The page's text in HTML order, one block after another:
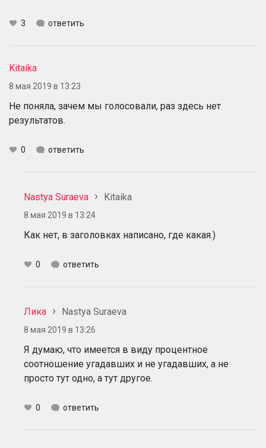
3 ответить
Kitaika
8 мая 2019 в 13:23
Не поняла, зачем мы голосовали, раз здесь нет
результатов.
0 ответить
Nastya Suraeva Kitaika
8 мая 2019 в 13:24
Как нет, в заголовках написано, где какая.)
0 ответить
Лика Nastya Suraeva
8 мая 2019 в 13:26
Я думаю, что имеется в виду процентное
соотношение угадавших и не угадавших, а не
просто тут одно, а тут другое.
0 ответить